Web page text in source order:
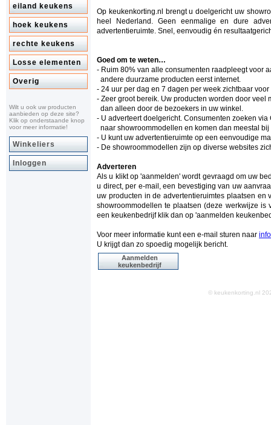
eiland keukens
hoek keukens
rechte keukens
Losse elementen
Overig
Wilt u ook uw producten
aanbieden op deze site?
Klik op onderstaande knop
voor meer informatie!
Winkeliers
Inloggen
Op keukenkorting.nl brengt u doelgericht uw
heel Nederland. Geen eenmalige en dure
advertentieruimte. Snel, eenvoudig én
Goed om te weten…
- Ruim 80% van alle consumenten raadpleegt voor
andere duurzame producten eerst internet.
- 24 uur per dag en 7 dagen per week zichtbaar
- Zeer groot bereik. Uw producten worden door
dan alleen door de bezoekers in uw winkel.
- U adverteert doelgericht. Consumenten zoeken
naar showroommodellen en komen dan meestal
- U kunt uw advertentieruimte op een eenvoudige
- De showroommodellen zijn op diverse websites
Adverteren
Als u klikt op 'aanmelden' wordt gevraagd om uw
u direct, per e-mail, een bevestiging van uw
uw producten in de advertentieruimtes plaatsen
showroommodellen te plaatsen (deze werkwijze
een keukenbedrijf klik dan op 'aanmelden
Voor meer informatie kunt een e-mail sturen naar
U krijgt dan zo spoedig mogelijk bericht.
Aanmelden
keukenbedrijf
© keukenkorting.nl